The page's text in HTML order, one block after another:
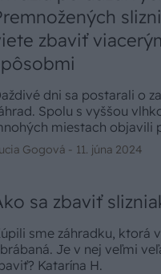
zbaviť
dni sa postarali o
Spolu s vyššou
miestach objavili
by doteraz v záhrade
a konzistentne
utešene rastúcou
chcete zbaviť slizniakov?
Gogová - 11. júna 2024
sa zbaviť
sme záhradku, ktorá
Je v nej veľmi
Katarína H.